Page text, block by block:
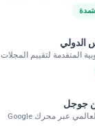
الدولي
المتقدمة لتقييم المجلات
جوجل
الفهرسة والانتشار العالمي عبر محرك Google